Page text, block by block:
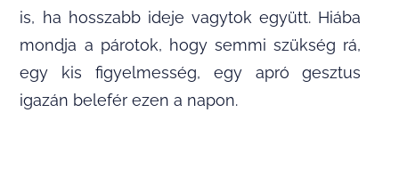
is, ha hosszabb ideje vagytok együtt. Hiába
mondja a párotok, hogy semmi szükség rá,
egy kis figyelmesség, egy apró gesztus
igazán belefér ezen a napon.